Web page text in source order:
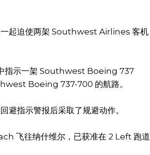
一起迫使两架 Southwest Airlines 客机
指示一架 Southwest Boeing 737
Boeing 737-700 的航路。
避指示警报后采取了规避动作。
飞往纳什维尔，已获准在 2 Left 跑道